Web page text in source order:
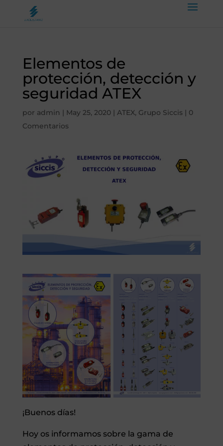
Elementos de
protección, detección y
seguridad ATEX
por admin | May 25, 2020| ATEX, Grupo Siccis| 0
Comentarios
¡Buenos días!
Hoy os informamos sobre la gama de